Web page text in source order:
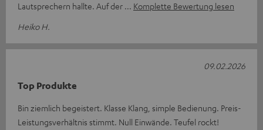
Lautsprechern hallte. Auf der
Komplette Bewertung lesen
Heiko H.
Top Produkte
Bin ziemlich begeistert. Klasse Klang, simple Bedienung. Preis-
Leistungsverhältnis stimmt. Null Einwände. Teufel rockt!
09.02.2026